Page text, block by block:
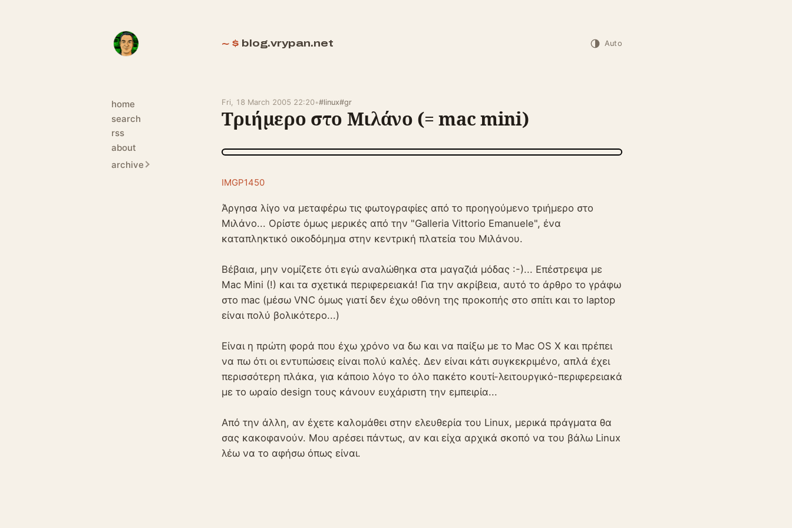
home
search
rss
about
archive
blog.vrypan.net Auto
Fri, 18 March 2005 22:20•#linux#gr
Τριήμερο στο Μιλάνο (= mac mini)
IMGP1450
Άργησα λίγο να μεταφέρω τις φωτογραφίες από το προηγούμενο τριήμερο στο
Μιλάνο... Ορίστε όμως μερικές από την "Galleria Vittorio Emanuele", ένα
καταπληκτικό οικοδόμημα στην κεντρική πλατεία του Μιλάνου.
Βέβαια, μην νομίζετε ότι εγώ αναλώθηκα στα μαγαζιά μόδας :-)... Επέστρεψα με
Mac Mini (!) και τα σχετικά περιφερειακά! Για την ακρίβεια, αυτό το άρθρο το γράφω
στο mac (μέσω VNC όμως γιατί δεν έχω οθόνη της προκοπής στο σπίτι και το laptop
είναι πολύ βολικότερο...)
Είναι η πρώτη φορά που έχω χρόνο να δω και να παίξω με το Mac OS X και πρέπει
να πω ότι οι εντυπώσεις είναι πολύ καλές. Δεν είναι κάτι συγκεκριμένο, απλά έχει
περισσότερη πλάκα, για κάποιο λόγο το όλο πακέτο κουτί-λειτουργικό-περιφερειακά
με το ωραίο design τους κάνουν ευχάριστη την εμπειρία...
Από την άλλη, αν έχετε καλομάθει στην ελευθερία του Linux, μερικά πράγματα θα
σας κακοφανούν. Μου αρέσει πάντως, αν και είχα αρχικά σκοπό να του βάλω Linux
λέω να το αφήσω όπως είναι.